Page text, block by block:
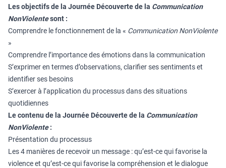
Les objectifs de la Journée Découverte de la Communication
NonViolentesont :
Comprendre le fonctionnement de la « Communication NonViolente
»
Comprendre l’importance des émotions dans la communication
S’exprimer en termes d’observations, clarifier ses sentiments et
identifier ses besoins
S’exercer à l’application du processus dans des situations
quotidiennes
Le contenu de la Journée Découverte de la Communication
NonViolente:
Présentation du processus
Les 4 manières de recevoir un message : qu’est-ce qui favorise la
violence et qu’est-ce qui favorise la compréhension et le dialogue